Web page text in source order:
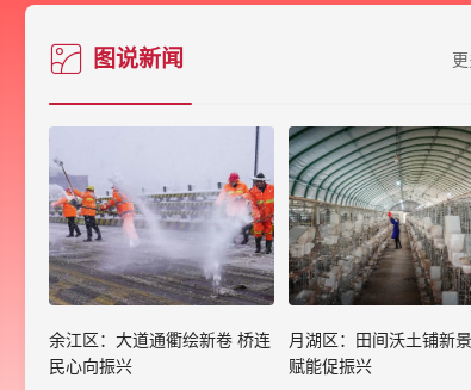
图说新闻
余江区：大道通衢绘新卷 桥连
民心向振兴
月湖区：田间沃土铺新
赋能促振兴